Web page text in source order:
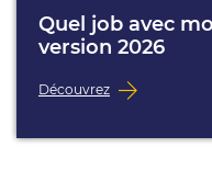
Quel job avec
version 2026
Découvrez